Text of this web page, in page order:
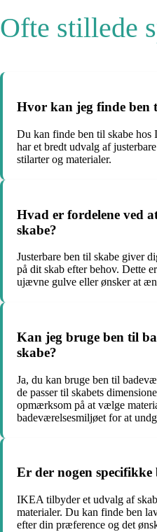
Ofte stillede
Hvor kan jeg finde ben
Du kan finde ben til skabe
har et bredt udvalg af
stilarter og materialer.
Hvad er fordelene ved
skabe?
Justerbare ben til skabe giver
på dit skab efter behov. Dette
ujævne gulve eller ønsker at
Kan jeg bruge ben til
skabe?
Ja, du kan bruge ben til
de passer til skabets
opmærksom på at vælge
badeværelsesmiljøet for at
Er der nogen
IKEA tilbyder et udvalg af
materialer. Du kan finde ben
efter din præference og det